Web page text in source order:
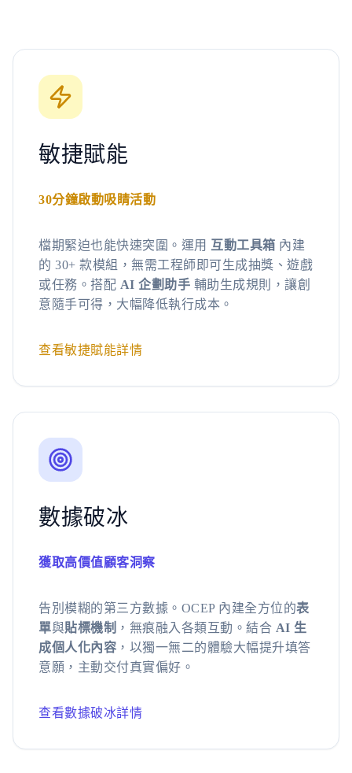
敏捷賦能
30分鐘啟動吸睛活動
檔期緊迫也能快速突圍。運用 互動工具箱 內建
的 30+ 款模組，無需工程師即可生成抽獎、遊戲
或任務。搭配 AI 企劃助手 輔助生成規則，讓創
意隨手可得，大幅降低執行成本。
查看敏捷賦能詳情
數據破冰
獲取高價值顧客洞察
告別模糊的第三方數據。OCEP 內建全方位的表
單與貼標機制 ，無痕融入各類互動。結合 AI 生
成個人化內容 ，以獨一無二的體驗大幅提升填答
意願，主動交付真實偏好。
查看數據破冰詳情